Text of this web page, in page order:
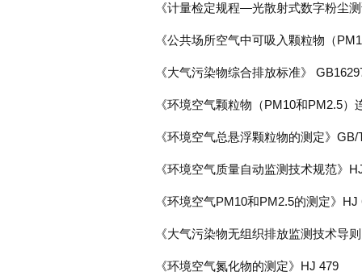
《计量检定规程—光散射式数字粉尘
《公共场所空气中可吸入颗粒物（
《大气污染物综合排放标准》
《环境空气颗粒物（PM10和PM2.5
《环境空气总悬浮颗粒物的测定》GB/
《环境空气质量自动监测技术规范》
《环境空气PM10和PM2.5的测定》HJ
《大气污染物无组织排放监测技术导
《环境空气氮化物的测定》HJ 479